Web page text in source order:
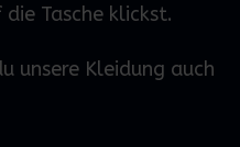
Tasche klickst.
unsere Kleidung auch